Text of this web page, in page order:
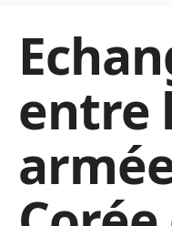
entre